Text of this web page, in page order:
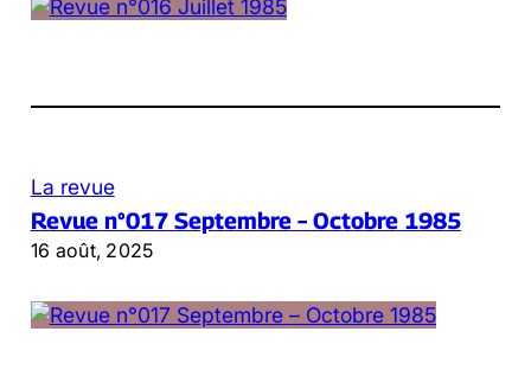
La revue
Revue n°017 Septembre – Octobre 1985
16 août, 2025